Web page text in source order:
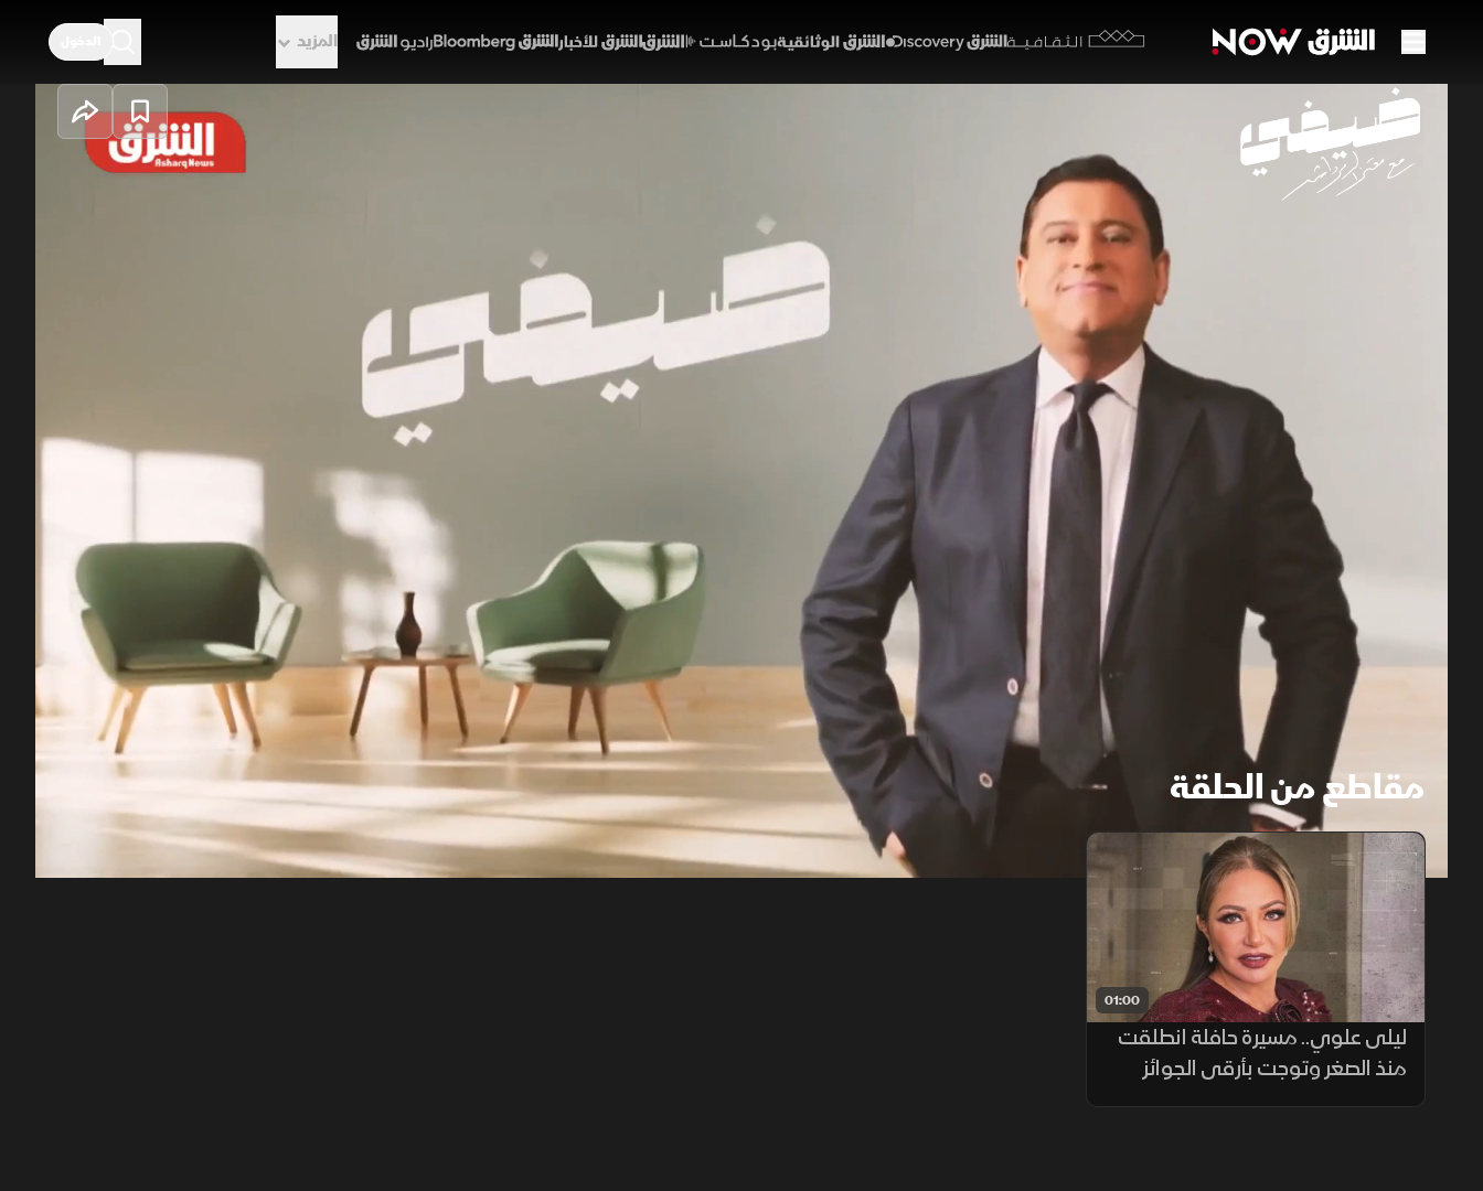
الثقافية
المزيد
00:12/48:09 1x auto
من برامج الأطفال إلى عرش السينما.. كيف صعدت
ليلى علوي؟
29 مايو 2026
ضيفي مع معتز الدمرداش
تفتح النجمة المصرية ليلى علوي صفحات من رحلتها الفنية والإنسانية الممتدة لعقود، مستعيدة ذكريات
البدايات المبكرة في برامج الأطفال داخل أروقة الإذاعة وتأثير الأسرة في تكوين شخصيتها وحلمها البعيد عن
التمثيل، كما تكشف كواليس أعمال خالدة مع كبار المخرجين تركت أثراً بالسينما والمجتمع وصنعت مكانتها
المرموقة.
معتز الدمرداش ضيفي مع معتز الدمرداش
مقاطع من الحلقة
01:00
ليلى علوي.. مسيرة حافلة انطلقت
منذ الصغر وتوجت بأرقى الجوائز